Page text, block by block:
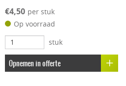
€4,50 per stuk
Op voorraad
stuk
Opnemen in offerte